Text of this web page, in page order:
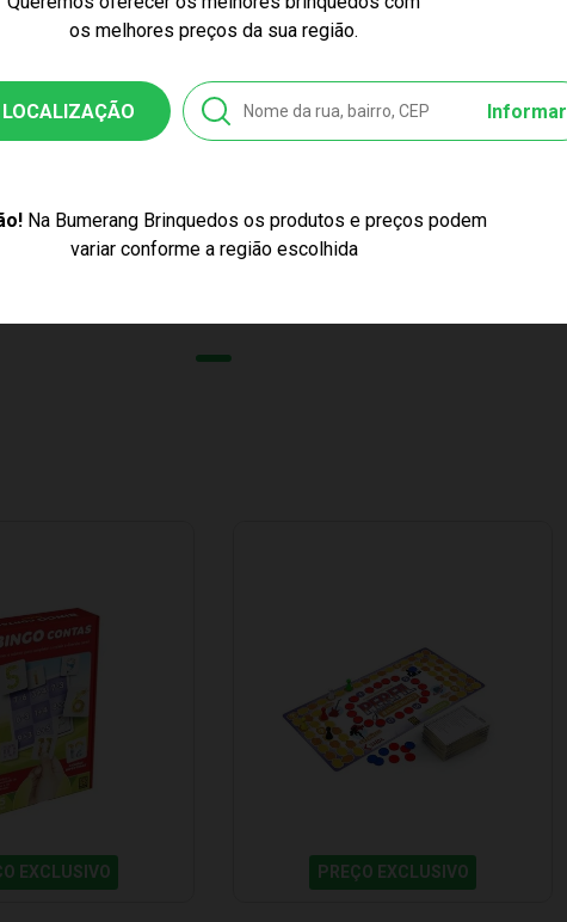
os melhores preços da sua região.
Informar
Na Bumerang Brinquedos os produtos e preços podem
variar conforme a região escolhida
EXCLUSIVO PREÇO EXCLUSIVO